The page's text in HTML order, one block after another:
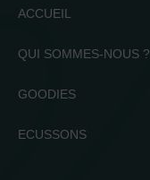
ACCUEIL
QUI SOMMES-NOUS ?
GOODIES
ECUSSONS